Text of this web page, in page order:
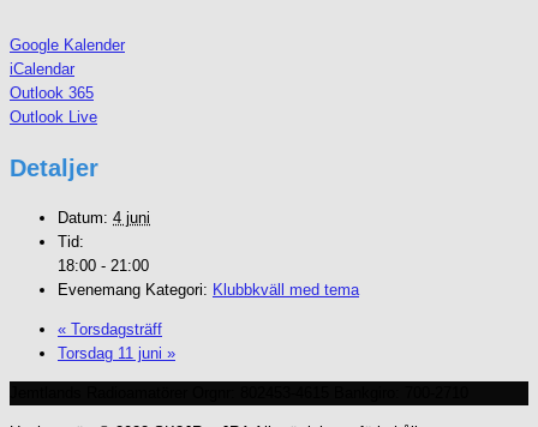
Google Kalender
iCalendar
Outlook 365
Outlook Live
Detaljer
Datum: 4 juni
Tid:
18:00 - 21:00
Evenemang Kategori: Klubbkväll med tema
« Torsdagsträff
Torsdag 11 juni »